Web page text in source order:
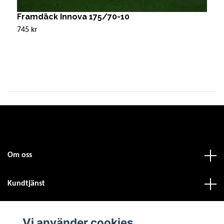
Framdäck Innova 175/70-10
745 kr
Om oss
Kundtjänst